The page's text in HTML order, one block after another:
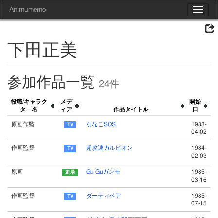
Toggle
Animumemo
下田正美
参加作品一覧 24件
役職/キャラク
ター名
メデ
ィア
作品タイトル
開始
日
原画作監 ななこSOS
1983-
04-02
作画監督 超攻速ガルビオン
1984-
02-03
原画 Gu-Guガンモ
1985-
03-16
作画監督 ダーティペア
1985-
07-15